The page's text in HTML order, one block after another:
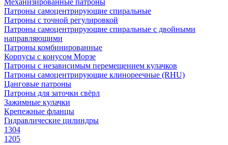
Механизированные патроны
Патроны самоцентрирующие спиральные
Патроны с точной регулировкой
Патроны самоцентрирующие спиральные с двойными
направляющими
Патроны комбинированные
Корпусы с конусом Морзе
Патроны с независимым перемещением кулачков
Патроны самоцентрирующие клинореечные (RHU)
Цанговые патроны
Патроны для заточки свёрл
Зажимные кулачки
Крепежные фланцы
Гидравлические цилиндры
1304
1205